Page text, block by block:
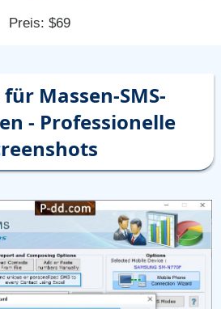
Preis: $69
Massen-SMS-
- Professionelle